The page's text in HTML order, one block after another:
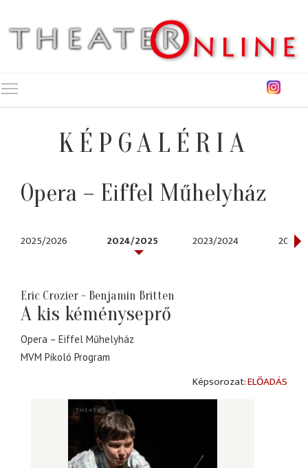
KÉPGALÉRIA
Opera – Eiffel Műhelyház
2025/2026 2024/2025 2023/2024 2021/
Eric Crozier - Benjamin Britten
A kis kéményseprő
Opera – Eiffel Műhelyház
MVM Pikoló Program
ELŐADÁS